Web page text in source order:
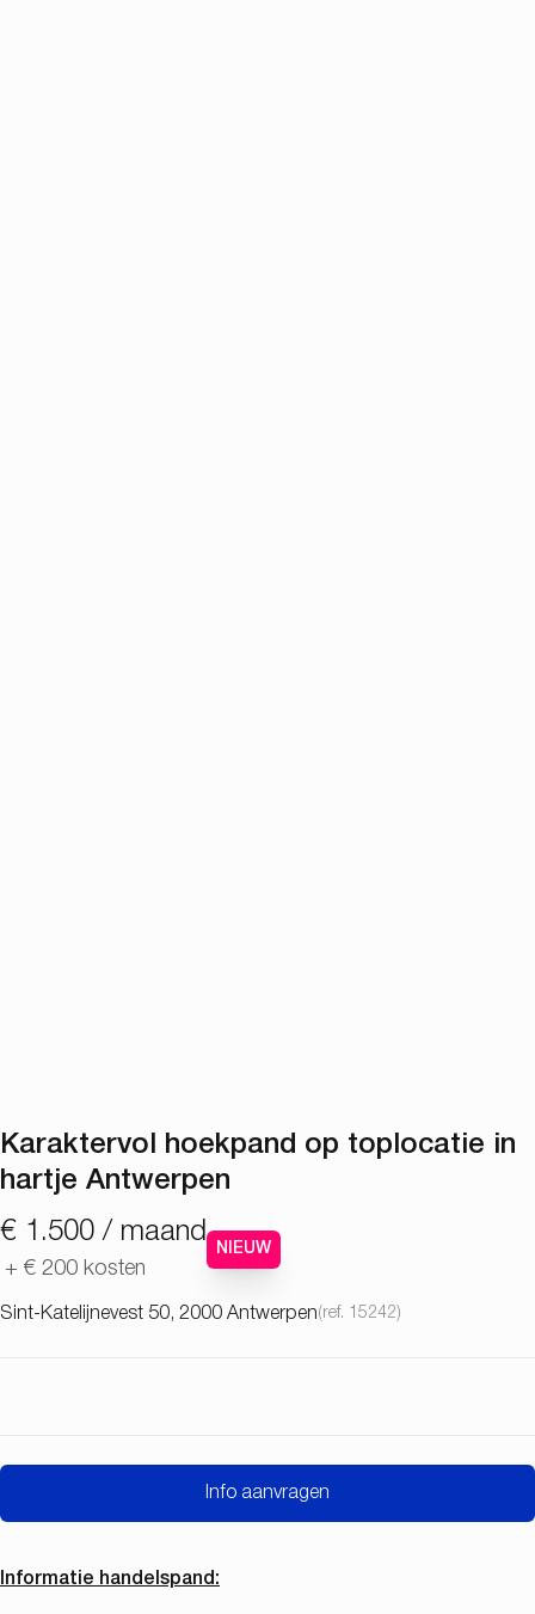
Karaktervol hoekpand op toplocatie in
hartje Antwerpen
€ 1.500 / maand
+ € 200 kosten
NIEUW
Sint-Katelijnevest 50, 2000 Antwerpen(ref. 15242)
Info aanvragen
Informatie handelspand: